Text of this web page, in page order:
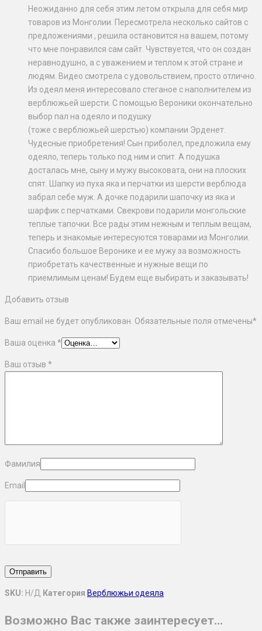
Неожиданно для себя этим летом открыла для себя мир
товаров из Монголии. Пересмотрела несколько сайтов с
предложениями , решила остановится на вашем, потому
что мне понравился сам сайт. Чувствуется, что он создан
неравнодушно, а с уважением и теплом к этой стране и
людям. Видео смотрела с удовольствием, просто отлично.
Из одеял меня интересовало стеганое с наполнителем из
верблюжьей шерсти. С помощью Вероники окончательно
выбор пал на одеяло и подушку
(тоже с верблюжьей шерстью) компании Эрденет.
Чудесные приобретения! Сын приболел, предложила ему
одеяло, теперь только под ним и спит. А подушка
досталась мне, сыну и мужу высоковата, они на плоских
спят. Шапку из пуха яка и перчатки из шерсти верблюда
забрал себе муж. А дочке подарили шапочку из яка и
шарфик с перчатками. Свекрови подарили монгольские
теплые тапочки. Все рады этим нежным и теплым вещам,
теперь и знакомые интересуются товарами из Монголии.
Спасибо большое Веронике и ее мужу за возможность
приобретать качественные и нужные вещи по
приемлимым ценам! Будем еще выбирать и заказывать!
Добавить отзыв
Ваш email не будет опубликован. Обязательные поля отмечены*
Ваша оценка *
Ваш отзыв *
Фамилия
Email
SKU: Н/Д Категория Верблюжьи одеяла
Возможно Вас также заинтересует…